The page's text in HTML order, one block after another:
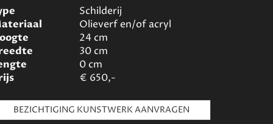
Schilderij
Olieverf en/of acryl
24cm
30cm
0cm
€ 650,-
BEZICHTIGING KUNSTWERK AANVRAGEN